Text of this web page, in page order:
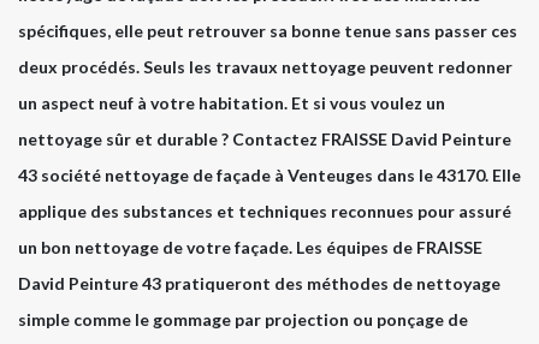
spécifiques, elle peut retrouver sa bonne tenue sans passer ces
deux procédés. Seuls les travaux nettoyage peuvent redonner
un aspect neuf à votre habitation. Et si vous voulez un
nettoyage sûr et durable ? Contactez FRAISSE David Peinture
43 société nettoyage de façade à Venteuges dans le 43170. Elle
applique des substances et techniques reconnues pour assuré
un bon nettoyage de votre façade. Les équipes de FRAISSE
David Peinture 43 pratiqueront des méthodes de nettoyage
simple comme le gommage par projection ou ponçage de